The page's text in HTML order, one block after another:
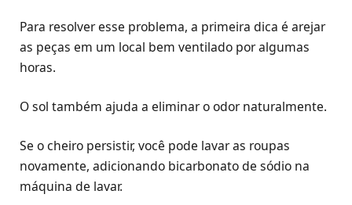
Para resolver esse problema, a primeira dica é arejar
as peças em um local bem ventilado por algumas
horas.
O sol também ajuda a eliminar o odor naturalmente.
Se o cheiro persistir, você pode lavar as roupas
novamente, adicionando bicarbonato de sódio na
máquina de lavar.